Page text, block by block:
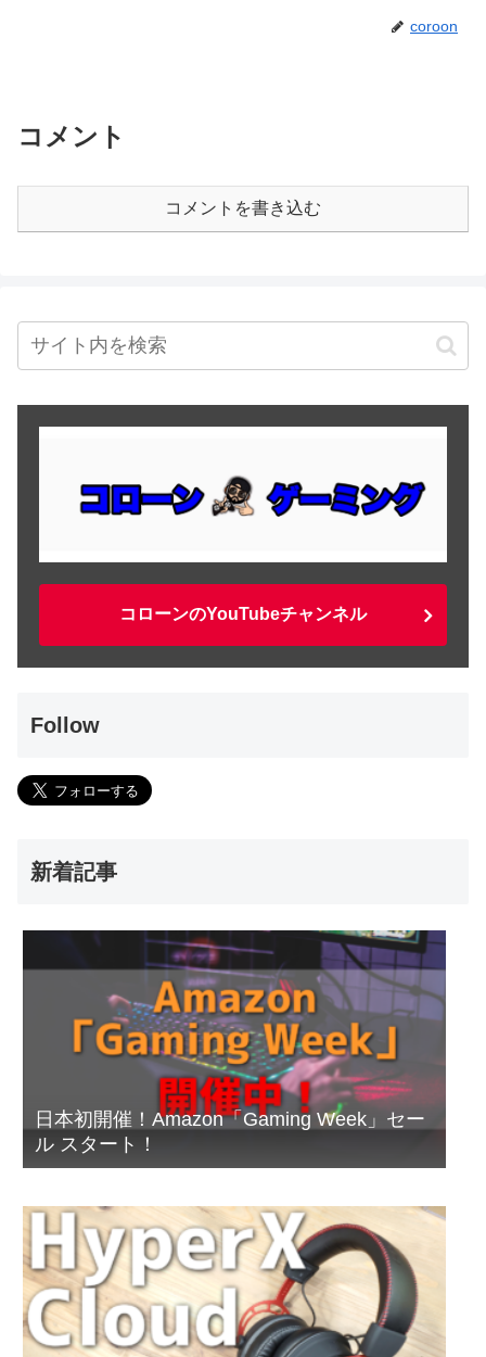
coroon
コメント
コメントを書き込む
コローンのYouTubeチャンネル
Follow
新着記事
日本初開催！Amazon「Gaming Week」セー
ル スタート！